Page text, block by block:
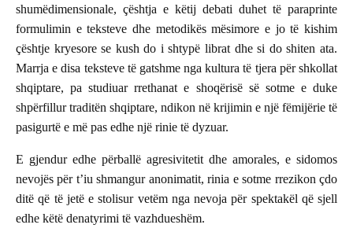
shumëdimensionale, çështja e këtij debati duhet të paraprinte
formulimin e teksteve dhe metodikës mësimore e jo të kishim
çështje kryesore se kush do i shtypë librat dhe si do shiten ata.
Marrja e disa teksteve të gatshme nga kultura të tjera për shkollat
shqiptare, pa studiuar rrethanat e shoqërisë së sotme e duke
shpërfillur traditën shqiptare, ndikon në krijimin e një fëmijërie të
pasigurtë e më pas edhe një rinie të dyzuar.
E gjendur edhe përballë agresivitetit dhe amorales, e sidomos
nevojës për t’iu shmangur anonimatit, rinia e sotme rrezikon çdo
ditë që të jetë e stolisur vetëm nga nevoja për spektakël që sjell
edhe këtë denatyrimi të vazhdueshëm.